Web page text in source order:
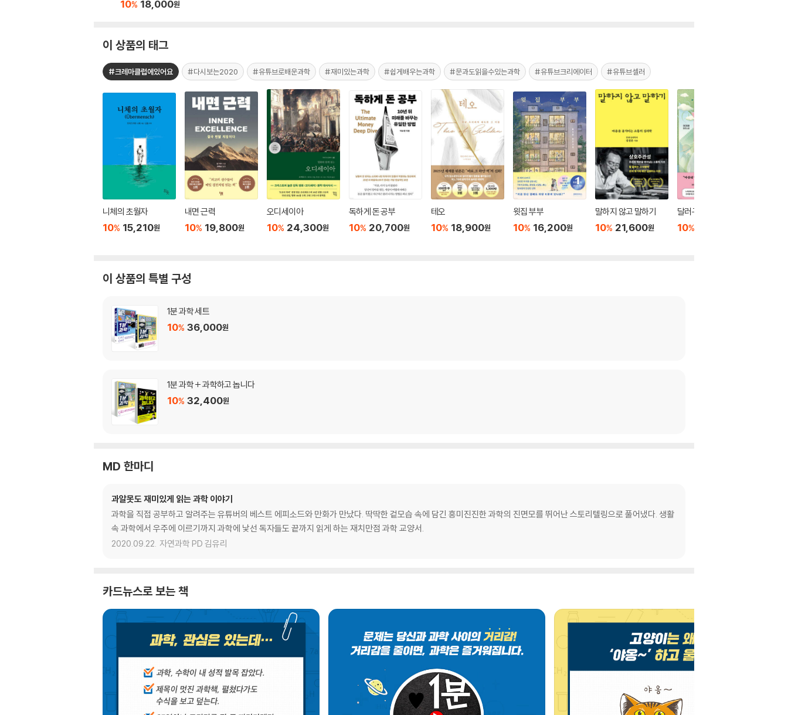
10% 18,000원
이 상품의 태그
#크레마클럽에있어요 #다시보는2020 #유튜브로배운과학 #재미있는과학 #쉽게배우는과학 #문과도읽을수있는과학 #유튜브크리에이터 #유튜브셀러
니체의 초월자
10% 15,210원
내면 근력
10% 19,800원
오디세이아
10% 24,300원
독하게 돈 공부
10% 20,700원
테오
10% 18,900원
윗집 부부
10% 16,200원
말하지 않고 말하기
10% 21,600원
달러구트 꿈 백화점 0
10%
이 상품의 특별 구성
1분 과학 세트
10% 36,000원
1분 과학 + 과학하고 놉니다
10% 32,400원
MD 한마디
과알못도 재미있게 읽는 과학 이야기
과학을 직접 공부하고 알려주는 유튜버의 베스트 에피소드와 만화가 만났다. 딱딱한 겉모습 속에 담긴 흥미진진한 과학의 진면모를 뛰어난 스토리텔링으로 풀어냈다. 생활
속 과학에서 우주에 이르기까지 과학에 낯선 독자들도 끝까지 읽게 하는 재치만점 과학 교양서.
2020.09.22. 자연과학 PD 김유리
카드뉴스로 보는 책